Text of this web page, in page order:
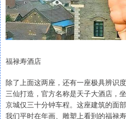
福禄寿酒店
除了上面这两座，还有一座极具辨识
三仙打造，官方名称是天子大酒店，
京城仅三十分钟车程。这座建筑的面
我们平时在年画、雕塑上看到的福禄